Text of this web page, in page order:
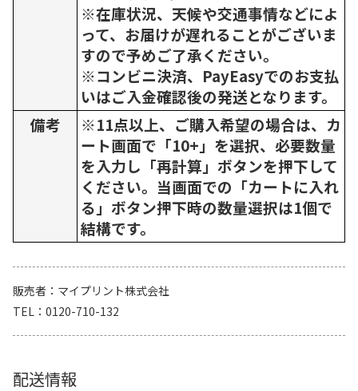
※在庫状況、天候や交通事情などによ
って、お届けが遅れることがございま
すので予めご了承ください。
※コンビニ決済、PayEasyでのお支払
いはご入金確認後の発送となります。
備考
※11点以上、ご購入希望の場合は、カ
ート画面で「10+」を選択、必要数量
を入力し「再計算」ボタンを押下して
ください。当画面での「カートに入れ
る」ボタン押下時の数量選択は1個で
結構です。
販売者
マイプリント株式会社
TEL
0120-710-132
配送情報